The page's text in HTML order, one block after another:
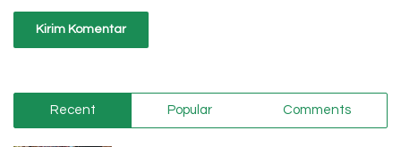
Recent Popular Comments